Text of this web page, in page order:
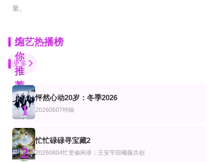
量。
为
你
推
荐
更新至20260806下饭纯享
食神·百厨大战
刘涛,高叶,潘玮柏,蔡昊,周晓燕
追梦深蓝
第15届全国海洋知识竞赛总决赛
连载中 连载到4集
密室大逃脱大神版第八季
火树,郭文韬,曹恩齐,刘小怂,李晋晔
20260731第2期 丁真为开业苦练潮汕话
宇宙帮帮忙
连载中 连载到14期
忙忙碌碌寻宝藏第二季
第8集完结
摇滚兄弟私生活第三季
综艺热播榜
更多
1
怦然心动20岁：冬季2026
20260607特辑
2
忙忙碌碌寻宝藏2
20260804忙里偷闲录：王安宇田曦薇共创